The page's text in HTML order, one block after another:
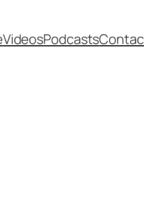
VideosPodcasts